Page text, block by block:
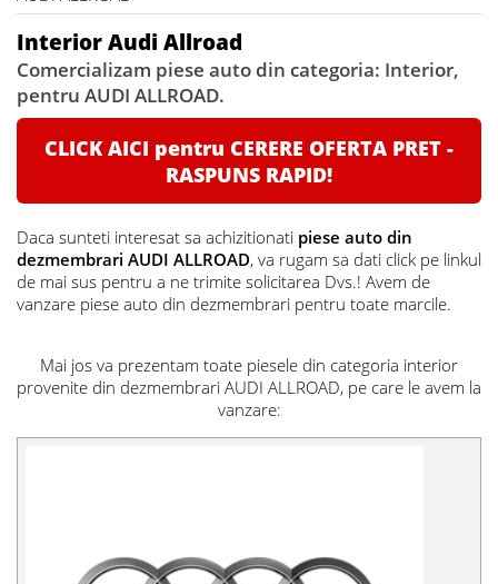
Interior Audi Allroad
Comercializam piese auto din categoria: Interior,
pentru AUDI ALLROAD.
CLICK AICI pentru CERERE OFERTA PRET -
RASPUNS RAPID!
Daca sunteti interesat sa achizitionati piese auto din
dezmembrari AUDI ALLROAD, va rugam sa dati click pe linkul
de mai sus pentru a ne trimite solicitarea Dvs.! Avem de
vanzare piese auto din dezmembrari pentru toate marcile.
Mai jos va prezentam toate piesele din categoria interior
provenite din dezmembrari AUDI ALLROAD, pe care le avem la
vanzare: